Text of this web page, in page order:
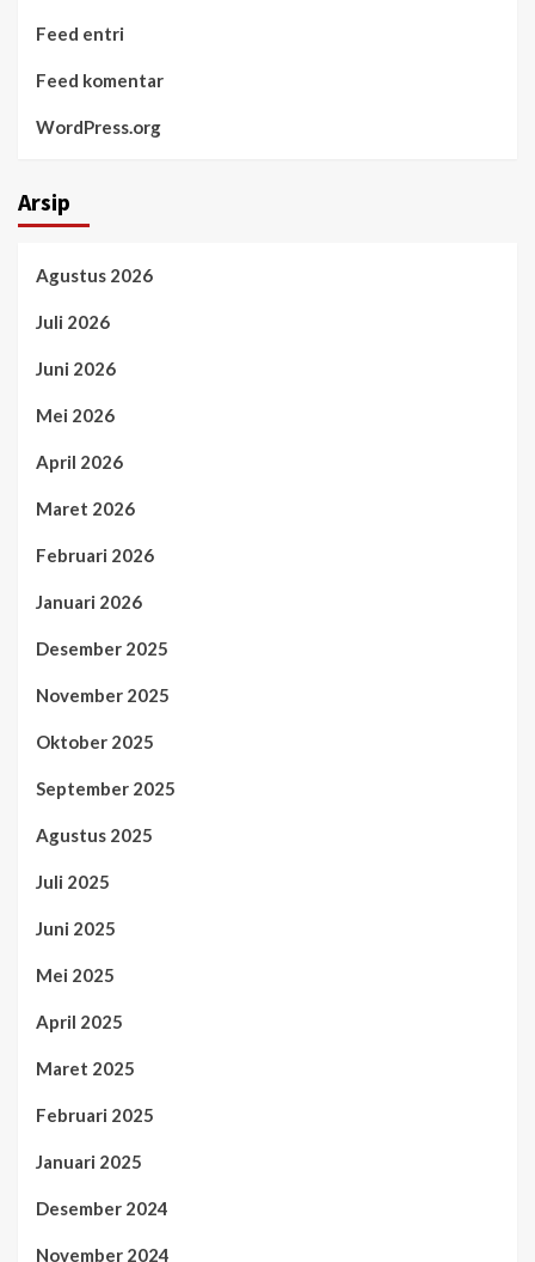
Feed entri
Feed komentar
WordPress.org
Arsip
Agustus 2026
Juli 2026
Juni 2026
Mei 2026
April 2026
Maret 2026
Februari 2026
Januari 2026
Desember 2025
November 2025
Oktober 2025
September 2025
Agustus 2025
Juli 2025
Juni 2025
Mei 2025
April 2025
Maret 2025
Februari 2025
Januari 2025
Desember 2024
November 2024